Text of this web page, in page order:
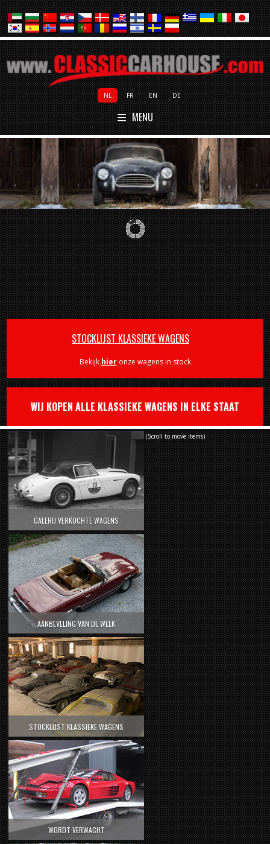
NL FR EN DE
MENU
STOCKLIJST KLASSIEKE WAGENS
Bekijk hieronze wagens in stock
WIJ KOPEN ALLE KLASSIEKE WAGENS IN ELKE STAAT
GALERIJ VERKOCHTE WAGENS
AANBEVELING VAN DE WEEK
STOCKLIJST KLASSIEKE WAGENS
WORDT VERWACHT
(Scroll to move items)